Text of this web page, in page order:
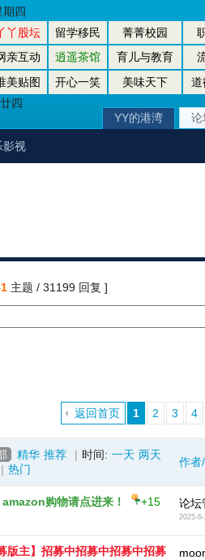
丫股坛 留学移民 菁菁校园
亲互动
逍遥茶馆 育儿与教育
美贴图
开心一笑 美味天下
道
四
期四
YY的港湾 论
影视
主题 / 31199 回复 ]
1 2 3 4
返回首页
精华 推荐 | 时间: 一天 两天
| 热门
作者
购物请点进来！
+15
论坛
2025-6-
版主】招募中招募中招募中招募